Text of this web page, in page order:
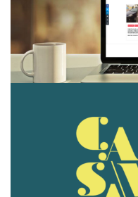
TUTTO H24